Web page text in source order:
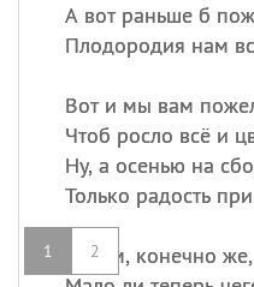
А вот раньше б
Плодородия нам
Вот и мы вам
Чтоб росло всё и
Ну, а осенью на
Только радость
Ведьм, конечно
1 2